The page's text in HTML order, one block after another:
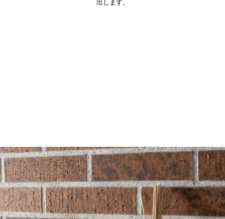
出します。